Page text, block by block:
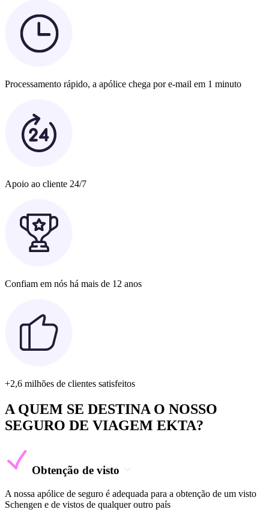
Processamento rápido, a apólice chega por e-mail em 1 minuto
Apoio ao cliente 24/7
Confiam em nós há mais de 12 anos
+2,6 milhões de clientes satisfeitos
A QUEM SE DESTINA O NOSSO
SEGURO DE VIAGEM EKTA?
Obtenção de visto
A nossa apólice de seguro é adequada para a obtenção de um visto
Schengen e de vistos de qualquer outro país